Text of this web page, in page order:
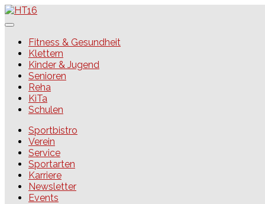
Skip
to
HT16Fitness & Gesundheit
Klettern
Kinder & Jugend
Senioren
Reha
KiTa
Schulen
Sportbistro
Verein
Service
Sportarten
Karriere
Newsletter
Events